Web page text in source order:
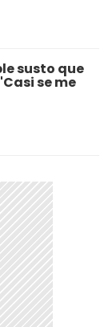
susto que
se me